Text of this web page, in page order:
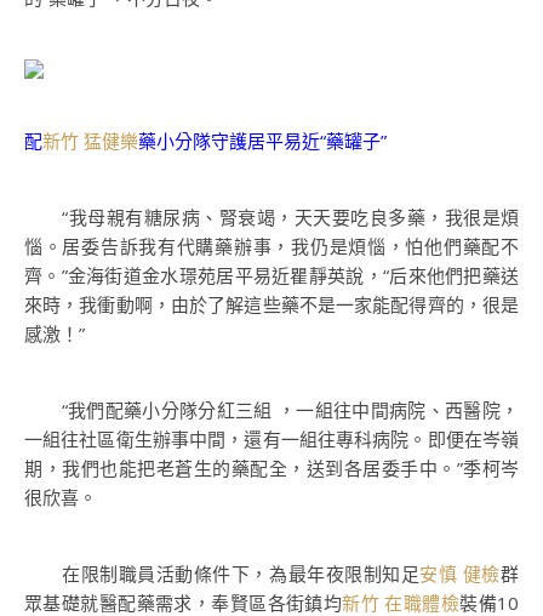
配新竹 猛健樂藥小分隊守護居平易近“藥罐子”
“我母親有糖尿病、腎衰竭，天天要吃良多藥，我很是煩
惱。居委告訴我有代購藥辦事，我仍是煩惱，怕他們藥配不
齊。”金海街道金水璟苑居平易近瞿靜英說，“后來他們把藥送
來時，我衝動啊，由於了解這些藥不是一家能配得齊的，很是
感激！”
“我們配藥小分隊分紅三組 ，一組往中間病院、西醫院，
一組往社區衛生辦事中間，還有一組往專科病院。即便在岑嶺
期，我們也能把老蒼生的藥配全，送到各居委手中。”季柯岑
很欣喜。
在限制職員活動條件下，為最年夜限制知足安慎 健檢群
眾基礎就醫配藥需求，奉賢區各街鎮均新竹 在職體檢裝備10